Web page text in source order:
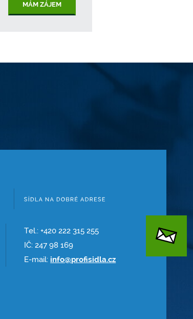
MÁM ZÁJEM
Tel.: +420 222 315 255
IČ: 247 98 169
E-mail: info@profisidla.cz